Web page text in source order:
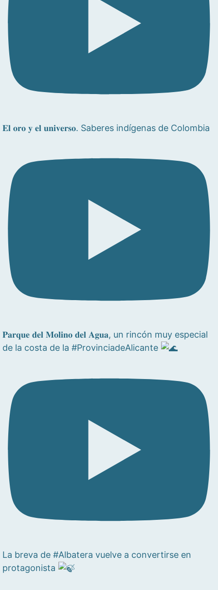
𝐄𝐥 𝐨𝐫𝐨 𝐲 𝐞𝐥 𝐮𝐧𝐢𝐯𝐞𝐫𝐬𝐨. Saberes indígenas de Colombia
𝐏𝐚𝐫𝐪𝐮𝐞 𝐝𝐞𝐥 𝐌𝐨𝐥𝐢𝐧𝐨 𝐝𝐞𝐥 𝐀𝐠𝐮𝐚, un rincón muy especial
de la costa de la #ProvinciadeAlicante
La breva de #Albatera vuelve a convertirse en
protagonista